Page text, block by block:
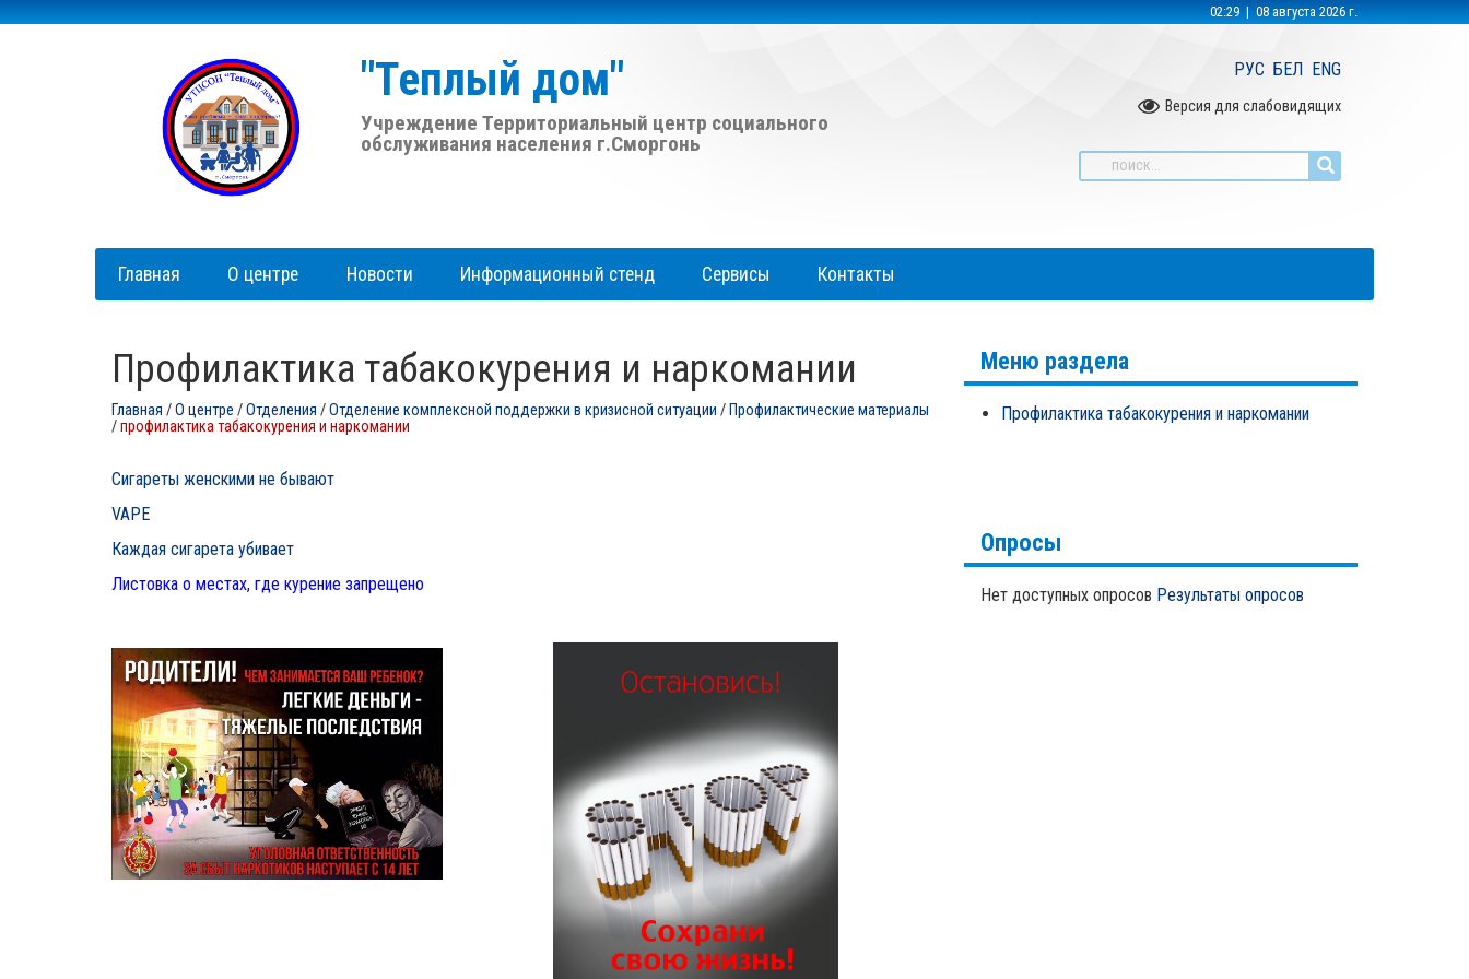
02:29 | 08 августа 2026 г.
"Теплый дом"
Учреждение Территориальный центр социального
обслуживания населения г.Сморгонь
РУС БЕЛ ENG
Версия для слабовидящих
Главная О центре Новости Информационный стенд Сервисы Контакты
профилактика табакокурения и наркомании
Главная /О центре /Отделения /Отделение комплексной поддержки в кризисной ситуации / Профилактические материалы
/профилактика табакокурения и наркомании
Сигареты женскими не бывают
VAPE
Каждая сигарета убивает
Листовка о местах, где курение запрещено
Меню раздела
профилактика табакокурения и наркомании
Опросы
Нет доступных опросов Результаты опросов